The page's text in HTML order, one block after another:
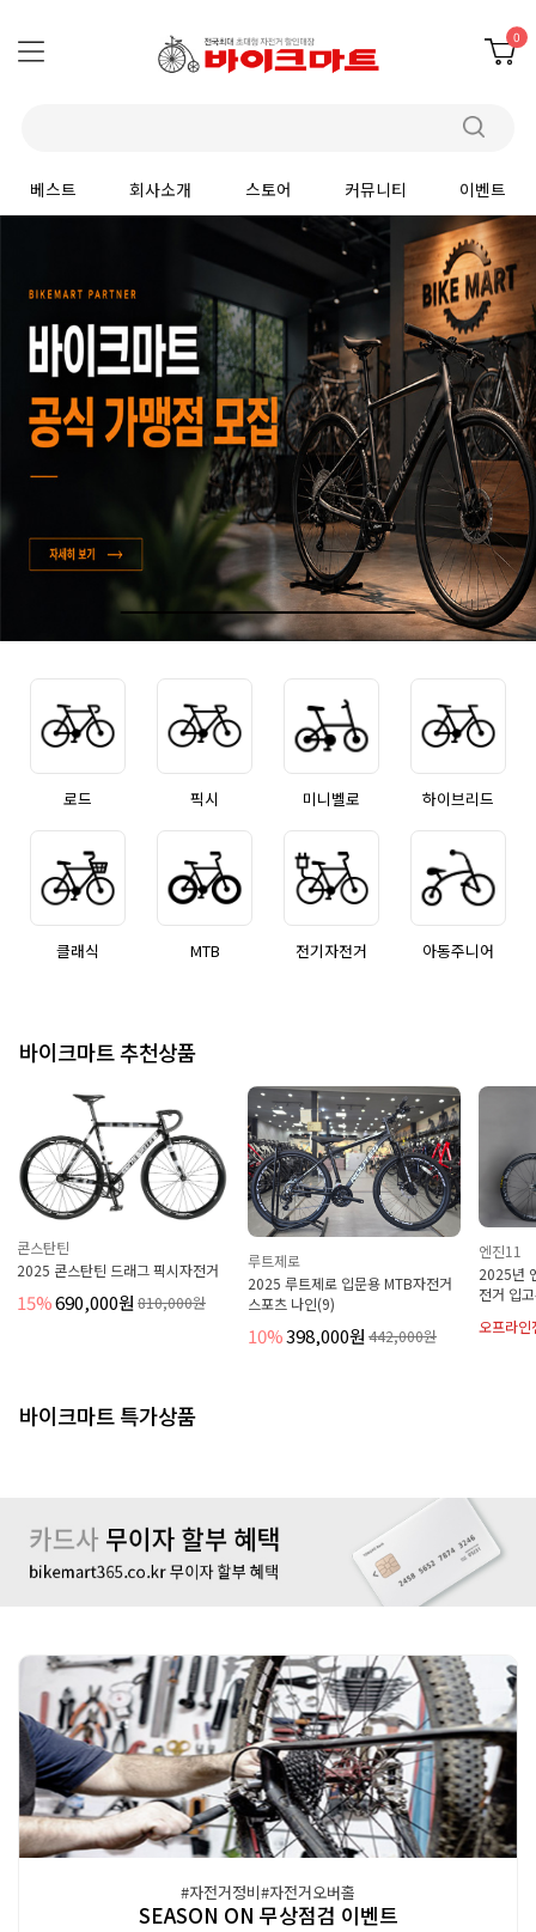
0
베스트 회사소개 스토어 커뮤니티 이벤트
로드 픽시 미니벨로 하이브리드
클래식 MTB 전기자전거 아동주니어
바이크마트 추천상품
틴 드래그 픽시자전거
원 810,000원
루트제로
2025 루트제로 입문용 MTB자전거
스포츠 나인(9)
398,000원 442,000원
2025년 엔진11 볼텍스
전거 입고완료
오프라인전용상품
바이크마트 특가상품
#자전거정비#자전거오버홀
SEASON ON 무상점검 이벤트